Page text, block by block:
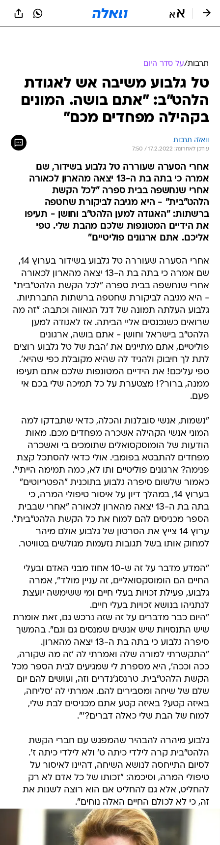
תרבות/על סדר היום
טל גלבוע משיבה אש לאגודת
הלהט"ב: "אתם בושה. המונים
בקהילה מפחדים מכם"
וואלה תרבות
עודכן לאחרונה: 17.2.2022 / 7:50
אחרי הסערה שעוררה טל גלבוע בשידור, שם
אמרה כי בתה בת ה-13 יצאה מהארון לכאורה
אחרי שנחשפה בבית ספרה "לכל הקשת
הלהט"בית" - היא מגיבה לביקורת שחטפה
ברשתות: "האגודה למען הלהט"ב וחושן - תעיפו
את הידיים המטונפות שלכם מהבת שלי. טפי
אליכם. אתם ארגונים פוליטיים"
אחרי הסערה שעוררה טל גלבוע בשידור בערוץ 14,
שם אמרה כי בתה בת ה-13 יצאה מהארון לכאורה
אחרי שנחשפה בבית ספרה "לכל הקשת הלהט"בית"
- היא מגיבה לביקורת שחטפה ברשתות החברתיות.
גלבוע העלתה תמונה של דגל הגאווה וכתבה: "זה מה
שרואים כשנכנסים אליי הביתה. אז לאגודה למען
הלהט"ב בישראל וחושן - אתם בושה, ארגונים
פוליטיים, אתם מתייגים את 'הבת של טל גלבוע רוצים
לתת לך חיבוק ולהגיד לה שהיא מקובלת כפי שהיא'.
טפי עליכם! את הידיים המטונפות שלכם אתם תעיפו
ממנה, ברור?! מצטערת על כל תמיכה שלי בכם אי
פעם.
"נשמות, אנשי סובלנות והכלה, כדאי שתבדקו למה
המוני אנשי הקהילה אשכרה מפחדים מכם. מאות
הודעות של הומוסקסואלים שתומכים בי ואשכרה
מפחדים להתבטא בפומבי. אולי כדאי להסתכל קצת
פנימה? ארגונים פוליטיים ותו לא, כמה תמימה הייתי".
כאמור שלשום סיפרה גלבוע בתוכנית "הפטריוטים"
בערוץ 14, במהלך דיון על איסור טיפולי המרה, כי
בתה בת ה-13 יצאה מהארון לכאורה "אחרי שבבית
הספר מכניסים להם למוח את כל הקשת הלהט"בית".
ערוץ 14 צייץ את הסרטון של גלבוע אולם מיהר
למחוק אותו בשל תגובות נזעמות מגולשים בטוויטר.
"המדע מדבר על זה ש-10 אחוז מבני האדם ובעלי
החיים הם הומוסקסואליים, זה עניין מולד", אמרה
גלבוע, פעילת זכויות בעלי חיים ומי ששימשה יועצת
לנתניהו בנושא זכויות בעלי חיים.
"היום כבר מדברים על זה שזה נרכש גם, זאת אומרת
שיש התנסויות שיש אנשים שמנסים גם וגם". בהמשך
סיפרה גלבוע כי בתה בת ה-13 יצאה מהארון.
"התקשרתי למורה שלה ואמרתי לה 'זה מה שקורה,
ככה וככה', היא מספרת לי שמגיעים לבית הספר מכל
הקשת הלהט"בית. טרנסג'נדרים וזה, ועושים להם יום
שלם של שיחה ומסבירים להם. אמרתי לה 'סליחה,
באיזה קטע? באיזה קטע אתם מכניסים לבת שלי,
למוח של הבת שלי כאלה דברים?'".
גלבוע מיהרה להבהיר שהמפגש עם חברי הקשת
הלהט"בית קרה לילדי כיתה ט' ולא לילדי כיתה ז'.
לסיום התייחסה לנושא השיחה, דהיינו לאיסור על
טיפולי המרה, וסיכמה: "זכותו של כל אדם לא רק
להחליט, אלא גם להחליט אם הוא רוצה לשנות את
זה, כי לא לכולם החיים האלה נוחים".